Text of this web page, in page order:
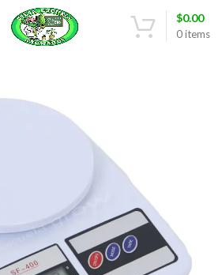
0items
$0.00